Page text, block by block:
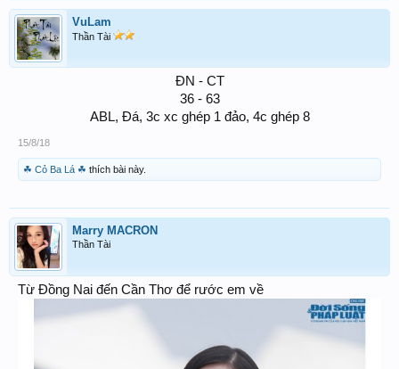
VuLam
Thần Tài
ĐN - CT
36 - 63
ABL, Đá, 3c xc ghép 1 đảo, 4c ghép 8​
15/8/18
☘ Cỏ Ba Lá ☘ thích bài này.
Marry MACRON
Thần Tài
Từ Đồng Nai đến Cần Thơ để rước em về